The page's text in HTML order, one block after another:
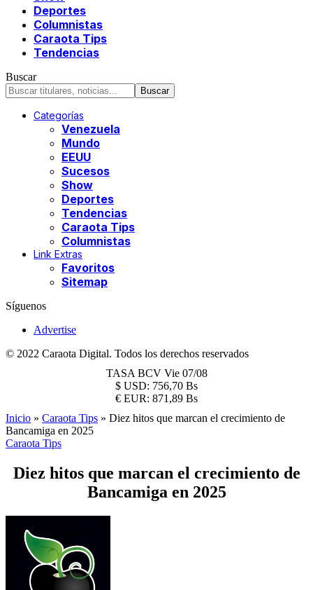
Deportes
Columnistas
Caraota Tips
Tendencias
Buscar
Categorías
Venezuela
Mundo
EEUU
Sucesos
Show
Deportes
Tendencias
Caraota Tips
Columnistas
Link Extras
Favoritos
Sitemap
Síguenos
Advertise
© 2022 Caraota Digital. Todos los derechos reservados
TASA BCV Vie 07/08
$ USD: 756,70 Bs
€ EUR: 871,89 Bs
Inicio » Caraota Tips » Diez hitos que marcan el crecimiento de
Bancamiga en 2025
Caraota Tips
Diez hitos que marcan el crecimiento de
Bancamiga en 2025